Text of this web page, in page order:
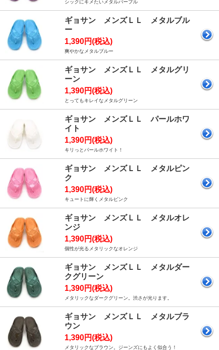
シックにキメたいメタルパープル
ギョサン メンズＬＬ メタルブル
ー
1,390円(税込)
爽やかなメタルブルー
ギョサン メンズＬＬ メタルグリ
ーン
1,390円(税込)
とってもキレイなメタルグリーン
ギョサン メンズＬＬ パールホワ
イト
1,390円(税込)
キリっとパールホワイト！
ギョサン メンズＬＬ メタルピン
ク
1,390円(税込)
キュートに輝くメタルピンク
ギョサン メンズＬＬ メタルオレ
ンジ
1,390円(税込)
個性が光るメタリックなオレンジ
ギョサン メンズＬＬ メタルダー
クグリーン
1,390円(税込)
メタリックなダークグリーン。渋さが光ります。
ギョサン メンズＬＬ メタルブラ
ウン
1,390円(税込)
メタリックなブラウン。ジーンズにもよく似合う！